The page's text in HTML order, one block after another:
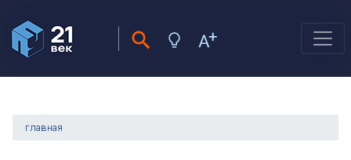
главная